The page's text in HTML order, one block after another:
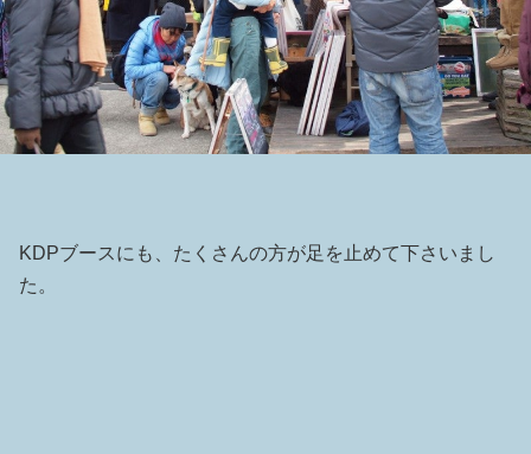
KDPブースにも、たくさんの方が足を止めて下さいまし
た。